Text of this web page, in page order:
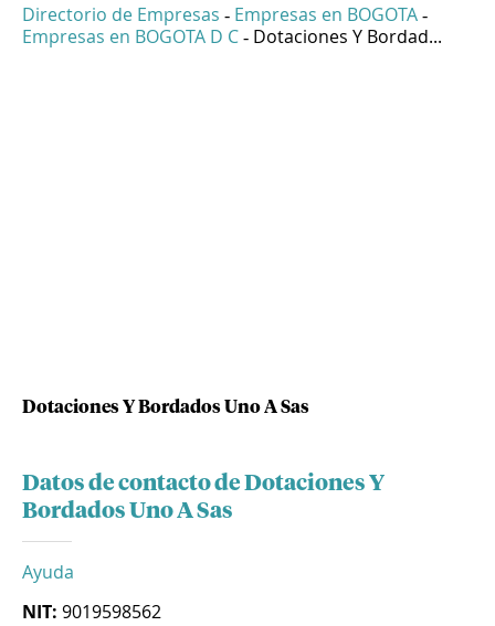
Directorio de Empresas - Empresas en BOGOTA -
Empresas en BOGOTA D C - Dotaciones Y Bordad...
Dotaciones Y Bordados Uno A Sas
Datos de contacto de Dotaciones Y
Bordados Uno A Sas
Ayuda
NIT: 9019598562